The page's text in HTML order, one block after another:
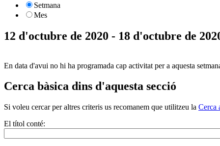
Setmana
Mes
12 d'octubre de 2020 - 18 d'octubre de
En data d'avui no hi ha programada cap activitat per a aquesta
Cerca bàsica dins d'aquesta secció
Si voleu cercar per altres criteris us recomanem que utilitzeu la Cerca
El títol conté: